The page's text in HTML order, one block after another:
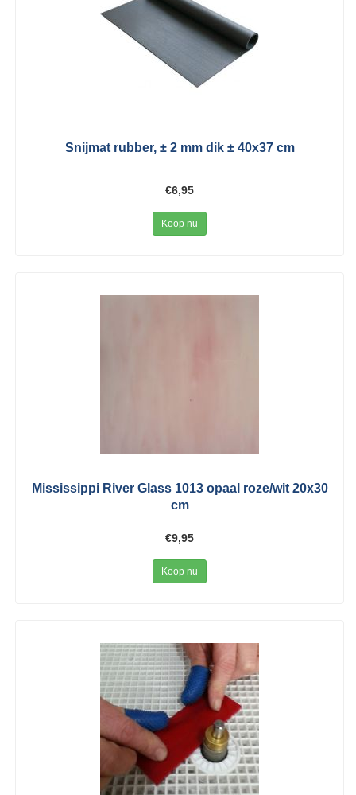
Snijmat rubber, ± 2 mm dik ± 40x37 cm
€6,95
Koop nu
Mississippi River Glass 1013 opaal roze/wit 20x30
cm
€9,95
Koop nu